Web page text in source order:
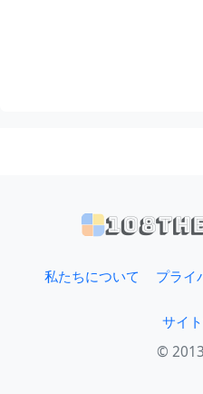
私たちについて プライ
サイ
©